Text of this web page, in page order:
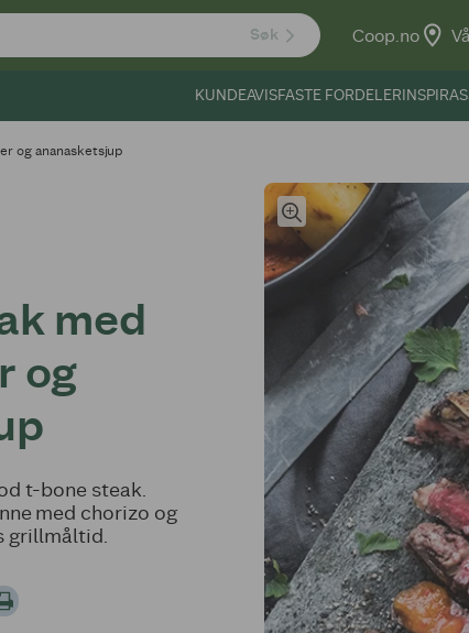
Søk Coop.no
KUNDEAVISFASTE FORDELER
og ananasketsjup
med
og
t-bone steak.
med chorizo og
grillmåltid.